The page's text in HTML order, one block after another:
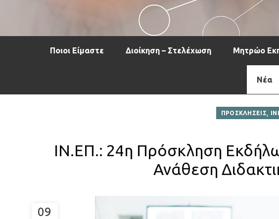
Ποιοι Είμαστε Διοίκηση – Στελέχωση Μητρώο
Νέα
ΠΡΟΣΚΛΗΣΕΙΣ,
ΙΝ.ΕΠ.: 24η Πρόσκληση
Ανάθεση
09